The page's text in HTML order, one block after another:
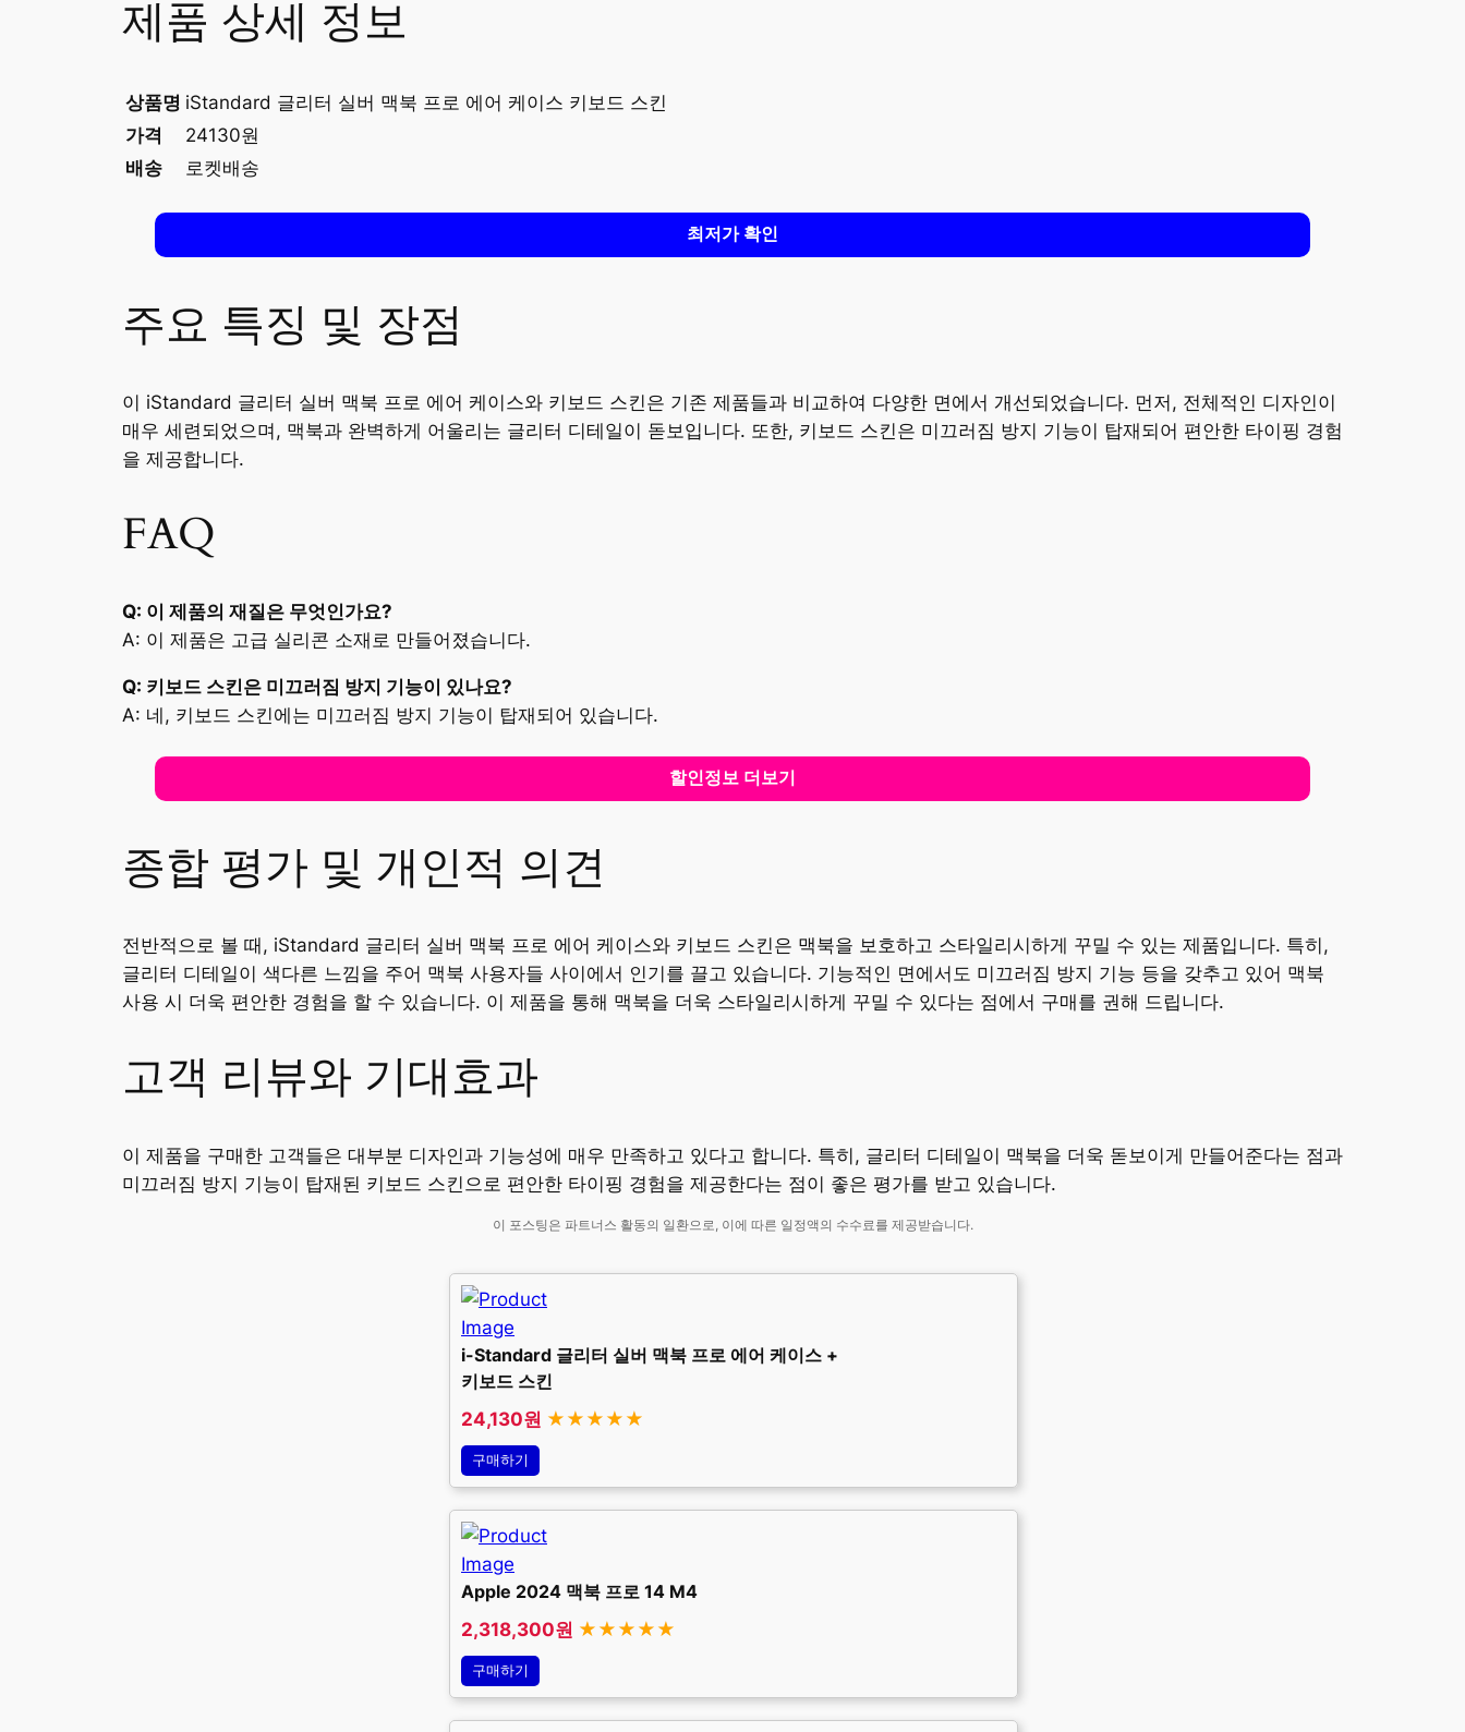
제품 상세 정보
상품명 iStandard 글리터 실버 맥북 프로 에어 케이스 키보드 스킨
가격
24130원
배송
로켓배송
최저가 확인
주요 특징 및 장점
이 iStandard 글리터 실버 맥북 프로 에어 케이스와 키보드 스킨은 기존 제품들과 비교하여 다양한 면에서 개선되었습니다. 먼저, 전체적인 디자인이
매우 세련되었으며, 맥북과 완벽하게 어울리는 글리터 디테일이 돋보입니다. 또한, 키보드 스킨은 미끄러짐 방지 기능이 탑재되어 편안한 타이핑 경험
을 제공합니다.
FAQ
Q: 이 제품의 재질은 무엇인가요?
A: 이 제품은 고급 실리콘 소재로 만들어졌습니다.
Q: 키보드 스킨은 미끄러짐 방지 기능이 있나요?
A: 네, 키보드 스킨에는 미끄러짐 방지 기능이 탑재되어 있습니다.
할인정보 더보기
종합 평가 및 개인적 의견
전반적으로 볼 때, iStandard 글리터 실버 맥북 프로 에어 케이스와 키보드 스킨은 맥북을 보호하고 스타일리시하게 꾸밀 수 있는 제품입니다. 특히,
글리터 디테일이 색다른 느낌을 주어 맥북 사용자들 사이에서 인기를 끌고 있습니다. 기능적인 면에서도 미끄러짐 방지 기능 등을 갖추고 있어 맥북
사용 시 더욱 편안한 경험을 할 수 있습니다. 이 제품을 통해 맥북을 더욱 스타일리시하게 꾸밀 수 있다는 점에서 구매를 권해 드립니다.
고객 리뷰와 기대효과
이 제품을 구매한 고객들은 대부분 디자인과 기능성에 매우 만족하고 있다고 합니다. 특히, 글리터 디테일이 맥북을 더욱 돋보이게 만들어준다는 점과
미끄러짐 방지 기능이 탑재된 키보드 스킨으로 편안한 타이핑 경험을 제공한다는 점이 좋은 평가를 받고 있습니다.
이 포스팅은 파트너스 활동의 일환으로, 이에 따른 일정액의 수수료를 제공받습니다.
i-Standard 글리터 실버 맥북 프로 에어 케이스 +
키보드 스킨
24,130원 ★★★★★
구매하기
Apple 2024 맥북 프로 14 M4
2,318,300원 ★★★★★
구매하기